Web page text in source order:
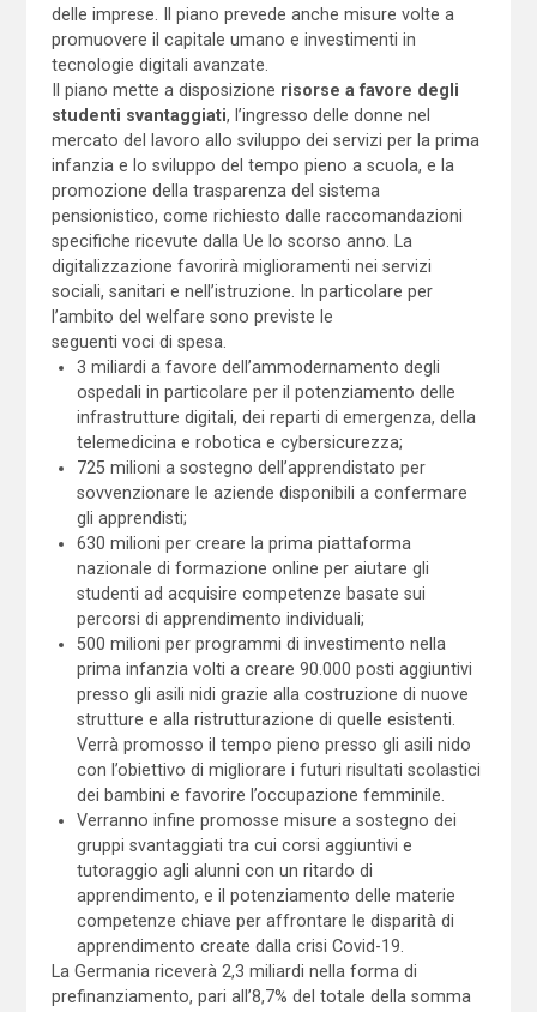
delle imprese. Il piano prevede anche misure volte a
promuovere il capitale umano e investimenti in
tecnologie digitali avanzate.
Il piano mette a disposizione risorse a favore degli
studenti svantaggiati, l’ingresso delle donne nel
mercato del lavoro allo sviluppo dei servizi per la prima
infanzia e lo sviluppo del tempo pieno a scuola, e la
promozione della trasparenza del sistema
pensionistico, come richiesto dalle raccomandazioni
specifiche ricevute dalla Ue lo scorso anno. La
digitalizzazione favorirà miglioramenti nei servizi
sociali, sanitari e nell’istruzione. In particolare per
l’ambito del welfare sono previste le
seguenti voci di spesa.
3 miliardi a favore dell’ammodernamento degli
ospedali in particolare per il potenziamento delle
infrastrutture digitali, dei reparti di emergenza, della
telemedicina e robotica e cybersicurezza;
725 milioni a sostegno dell’apprendistato per
sovvenzionare le aziende disponibili a confermare
gli apprendisti;
630 milioni per creare la prima piattaforma
nazionale di formazione online per aiutare gli
studenti ad acquisire competenze basate sui
percorsi di apprendimento individuali;
500 milioni per programmi di investimento nella
prima infanzia volti a creare 90.000 posti aggiuntivi
presso gli asili nidi grazie alla costruzione di nuove
strutture e alla ristrutturazione di quelle esistenti.
Verrà promosso il tempo pieno presso gli asili nido
con l’obiettivo di migliorare i futuri risultati scolastici
dei bambini e favorire l’occupazione femminile.
Verranno infine promosse misure a sostegno dei
gruppi svantaggiati tra cui corsi aggiuntivi e
tutoraggio agli alunni con un ritardo di
apprendimento, e il potenziamento delle materie
competenze chiave per affrontare le disparità di
apprendimento create dalla crisi Covid-19.
La Germania riceverà 2,3 miliardi nella forma di
prefinanziamento, pari all’8,7% del totale della somma